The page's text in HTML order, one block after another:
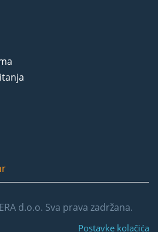
d.o.o. Sva prava zadržana.
Postavke kolačića